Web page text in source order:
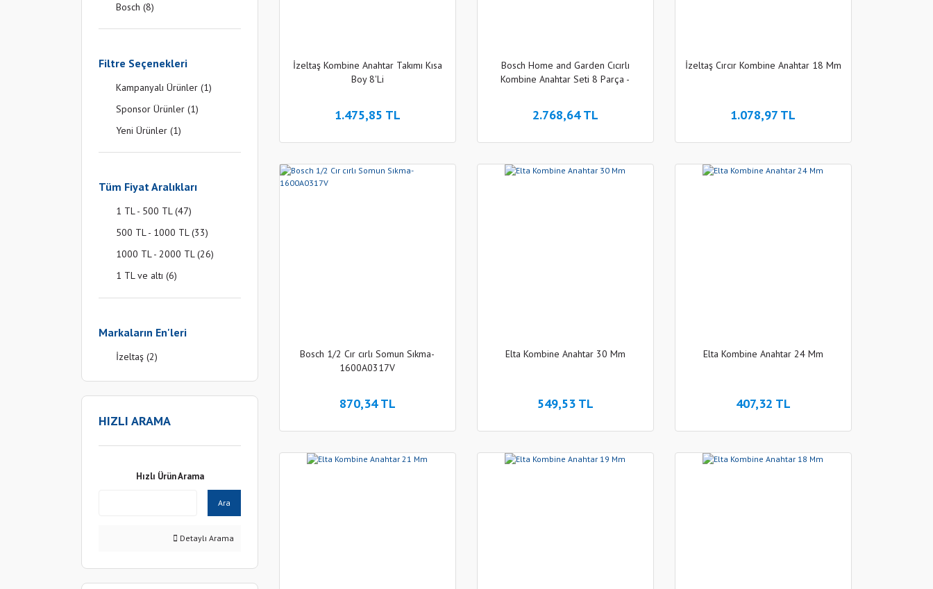
Bosch (8)
Filtre Seçenekleri
Kampanyalı Ürünler (1)
Sponsor Ürünler (1)
Yeni Ürünler (1)
Tüm Fiyat Aralıkları
1 TL - 500 TL (47)
500 TL - 1000 TL (33)
1000 TL - 2000 TL (26)
1 TL ve altı (6)
2000 TL - 3000 TL (5)
3000 TL - 5000 TL (4)
10000 TL ve üzeri (1)
Markaların En'leri
İzeltaş (2)
HIZLI ARAMA
Hızlı Ürün Arama
Ara
Detaylı Arama
İzeltaş Kombine Anahtar Takımı Kısa
Boy 8'Li
1.475,85 TL
Bosch Home and Garden Cıcırlı
Kombine Anahtar Seti 8 Parça -
2.768,64 TL
İzeltaş Cırcır Kombine Anahtar 18 Mm
1.078,97 TL
Bosch 1/2 Cır cırlı Somun Sıkma-
1600A0317V
870,34 TL
Elta Kombine Anahtar 30 Mm
549,53 TL
Elta Kombine Anahtar 24 Mm
407,32 TL